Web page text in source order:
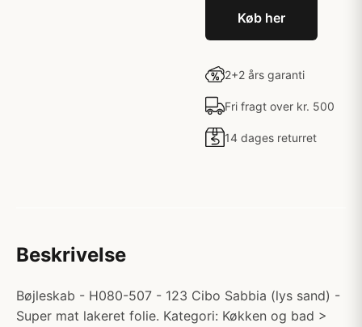
Køb her
2+2 års garanti
Fri fragt over kr. 500
14 dages returret
Beskrivelse
Bøjleskab - H080-507 - 123 Cibo Sabbia (lys sand) -
Super mat lakeret folie. Kategori: Køkken og bad >